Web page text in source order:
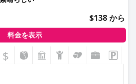
感じるゲストもいます。しかし、朝食
しいコーヒーと気配りの行き届いたス
います。
テルは快適なベッドを提供しています
と感じるゲストもいます。駐車場は安
、多くのゲストにとって大きな利点と
$138 から
料金を表示
$